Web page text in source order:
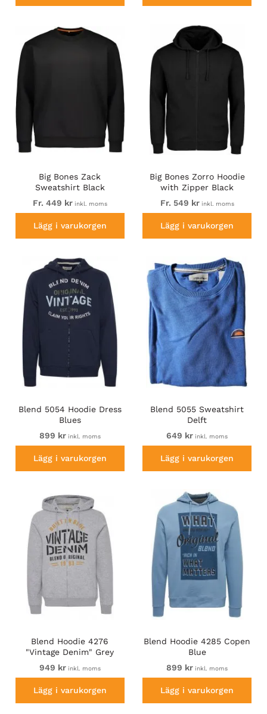
Big Bones Zack
Sweatshirt Black
Fr. 449 krinkl. moms
Lägg i varukorgen
Big Bones Zorro Hoodie
with Zipper Black
Fr. 549 krinkl. moms
Lägg i varukorgen
Blend 5054 Hoodie Dress
Blues
899 krinkl. moms
Lägg i varukorgen
Blend 5055 Sweatshirt
Delft
649 kr inkl. moms
Lägg i varukorgen
Blend Hoodie 4276
"Vintage Denim" Grey
949 krinkl. moms
Lägg i varukorgen
Blend Hoodie 4285 Copen
Blue
899 kr inkl. moms
Lägg i varukorgen